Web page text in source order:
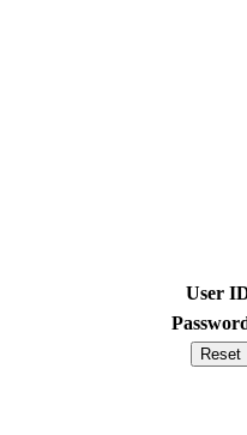
User